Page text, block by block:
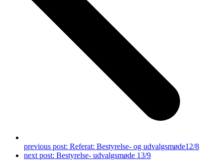
previous post: Referat: Bestyrelse- og udvalgsmøde12/8
next post: Bestyrelse- udvalgsmøde 13/9